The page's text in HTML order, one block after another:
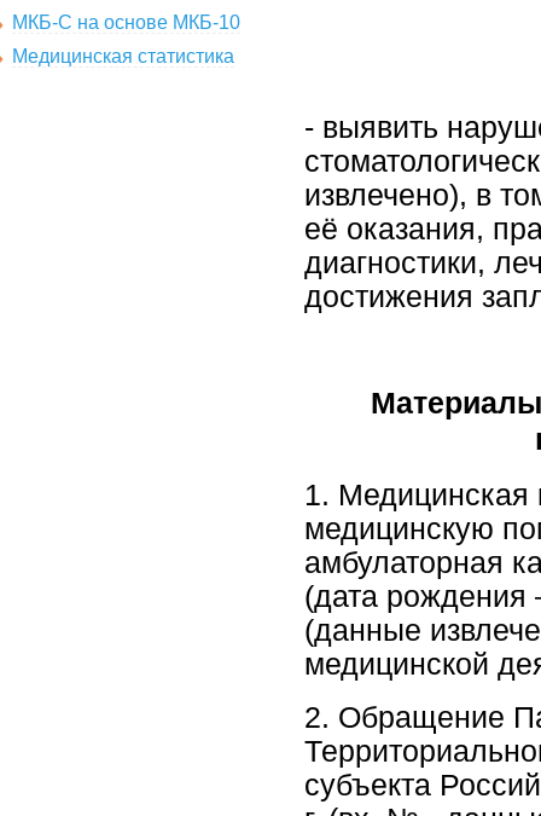
МКБ-С на основе МКБ-10
Медицинская статистика
- выявить
извлечено), в
её оказания,
диагностики,
достижения
1. Медицинская
медицинскую
амбулаторная
(дата рождения
(данные
медицинской
2. Обращение
субъекта